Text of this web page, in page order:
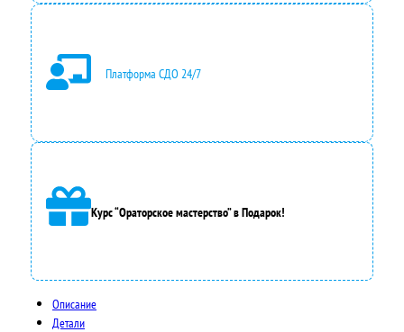
л
я
л
а
3
5
0
0
0
,
0
Платформа СДО 24/7
Курс “Ораторское мастерство” в Подарок!
Описание
Детали